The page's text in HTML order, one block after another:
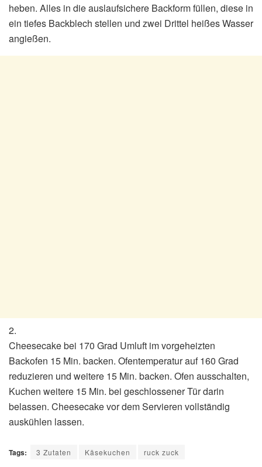
heben. Alles in die auslaufsichere Backform füllen, diese in
ein tiefes Backblech stellen und zwei Drittel heißes Wasser
angießen.
2.
Cheesecake bei 170 Grad Umluft im vorgeheizten
Backofen 15 Min. backen. Ofentemperatur auf 160 Grad
reduzieren und weitere 15 Min. backen. Ofen ausschalten,
Kuchen weitere 15 Min. bei geschlossener Tür darin
belassen. Cheesecake vor dem Servieren vollständig
auskühlen lassen.
Tags: 3 Zutaten Käsekuchen ruck zuck